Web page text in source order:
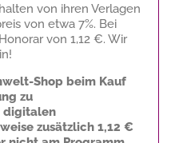
von ihren Verlagen
von etwa 7%. Bei
von 1,12 €. Wir
Shop beim Kauf
zu
digitalen
zusätzlich 1,12 €